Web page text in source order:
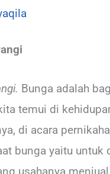
Bunga adalah
temui di
di acara
bunga yaitu
usahanya